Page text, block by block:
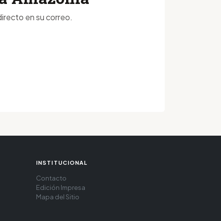
en su correo.
INSTITUCIONAL
Contacto
Edición Impresa
Mapa del Sitio